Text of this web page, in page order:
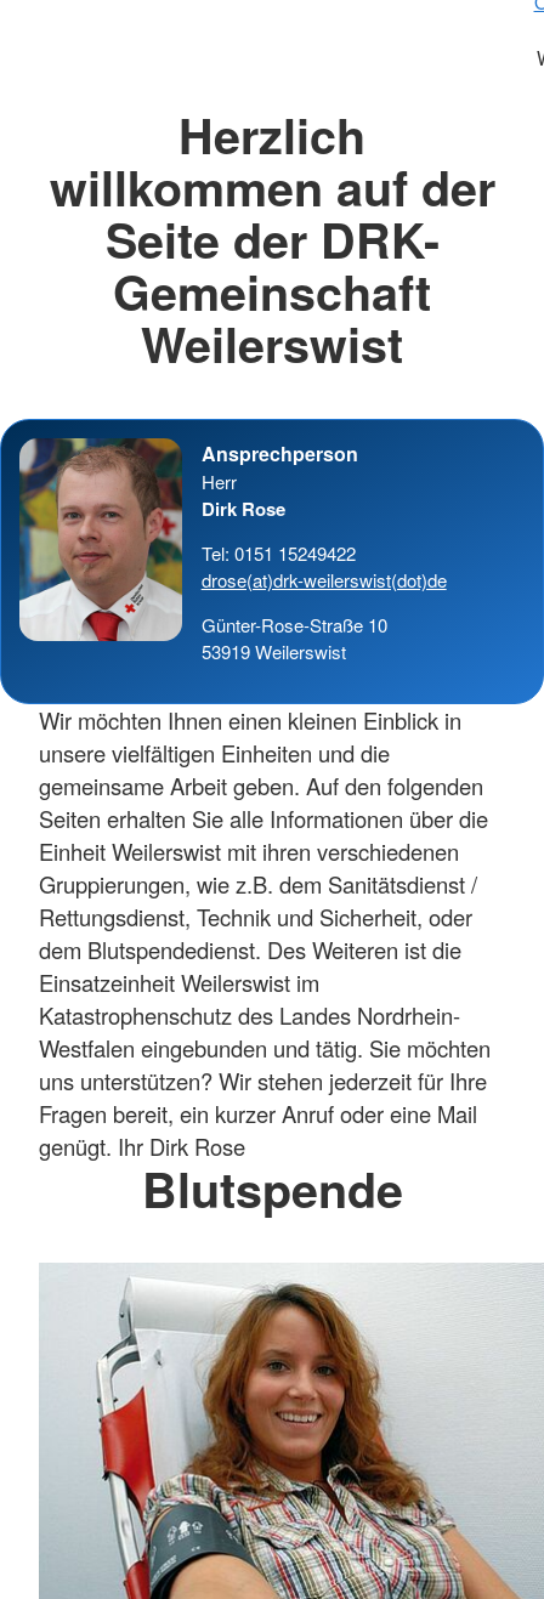
Herzlich
willkommen auf der
Seite der DRK-
Gemeinschaft
Weilerswist
Ansprechperson
Herr
Dirk Rose
Tel: 0151 15249422
drose(at)drk-weilerswist(dot)de
Günter-Rose-Straße 10
53919 Weilerswist
Wir möchten Ihnen einen kleinen Einblick in
unsere vielfältigen Einheiten und die
gemeinsame Arbeit geben. Auf den folgenden
Seiten erhalten Sie alle Informationen über die
Einheit Weilerswist mit ihren verschiedenen
Gruppierungen, wie z.B. dem Sanitätsdienst /
Rettungsdienst, Technik und Sicherheit, oder
dem Blutspendedienst. Des Weiteren ist die
Einsatzeinheit Weilerswist im
Katastrophenschutz des Landes Nordrhein-
Westfalen eingebunden und tätig. Sie möchten
uns unterstützen? Wir stehen jederzeit für Ihre
Fragen bereit, ein kurzer Anruf oder eine Mail
genügt. Ihr Dirk Rose
Blutspende